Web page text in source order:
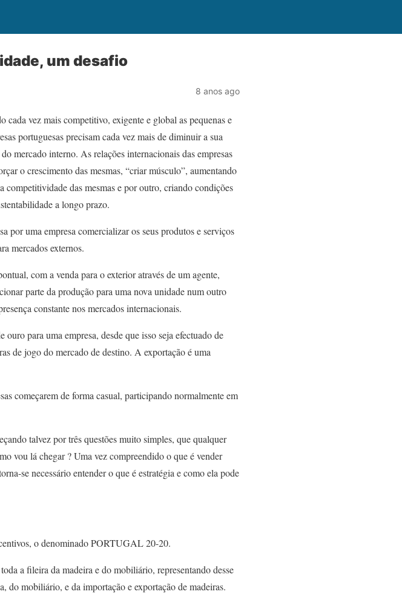
um desafio
8 anos ago
cada vez mais competitivo, exigente e global as pequenas e
portuguesas precisam cada vez mais de diminuir a sua
mercado interno. As relações internacionais das empresas
o crescimento das mesmas, “criar músculo”, aumentando
competitividade das mesmas e por outro, criando condições
a longo prazo.
por uma empresa comercializar os seus produtos e serviços
mercados externos.
com a venda para o exterior através de um agente,
parte da produção para uma nova unidade num outro
constante nos mercados internacionais.
para uma empresa, desde que isso seja efectuado de
de jogo do mercado de destino. A exportação é uma
começarem de forma casual, participando normalmente em
talvez por três questões muito simples, que qualquer
vou lá chegar ? Uma vez compreendido o que é vender
se necessário entender o que é estratégia e como ela pode
o denominado PORTUGAL 20-20.
a fileira da madeira e do mobiliário, representando desse
do mobiliário, e da importação e exportação de madeiras.